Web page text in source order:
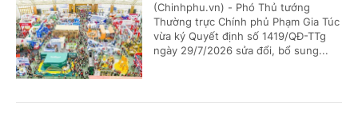
(Chinhphu.vn) - Phó Thủ tướng
Thường trực Chính phủ Phạm Gia Túc
vừa ký Quyết định số 1419/QĐ-TTg
ngày 29/7/2026 sửa đổi, bổ sung...